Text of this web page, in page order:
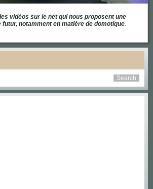
vidéos sur le net qui nous proposent une
notamment en matière de domotique